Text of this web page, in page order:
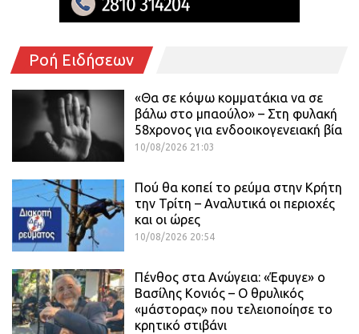
Ροή Ειδήσεων
«Θα σε κόψω κομματάκια να σε
βάλω στο μπαούλο» – Στη φυλακή
58χρονος για ενδοοικογενειακή βία
10/08/2026 21:03
Πού θα κοπεί το ρεύμα στην Κρήτη
την Τρίτη – Αναλυτικά οι περιοχές
και οι ώρες
10/08/2026 20:54
Πένθος στα Ανώγεια: «Έφυγε» ο
Βασίλης Κονιός – Ο θρυλικός
«μάστορας» που τελειοποίησε το
κρητικό στιβάνι